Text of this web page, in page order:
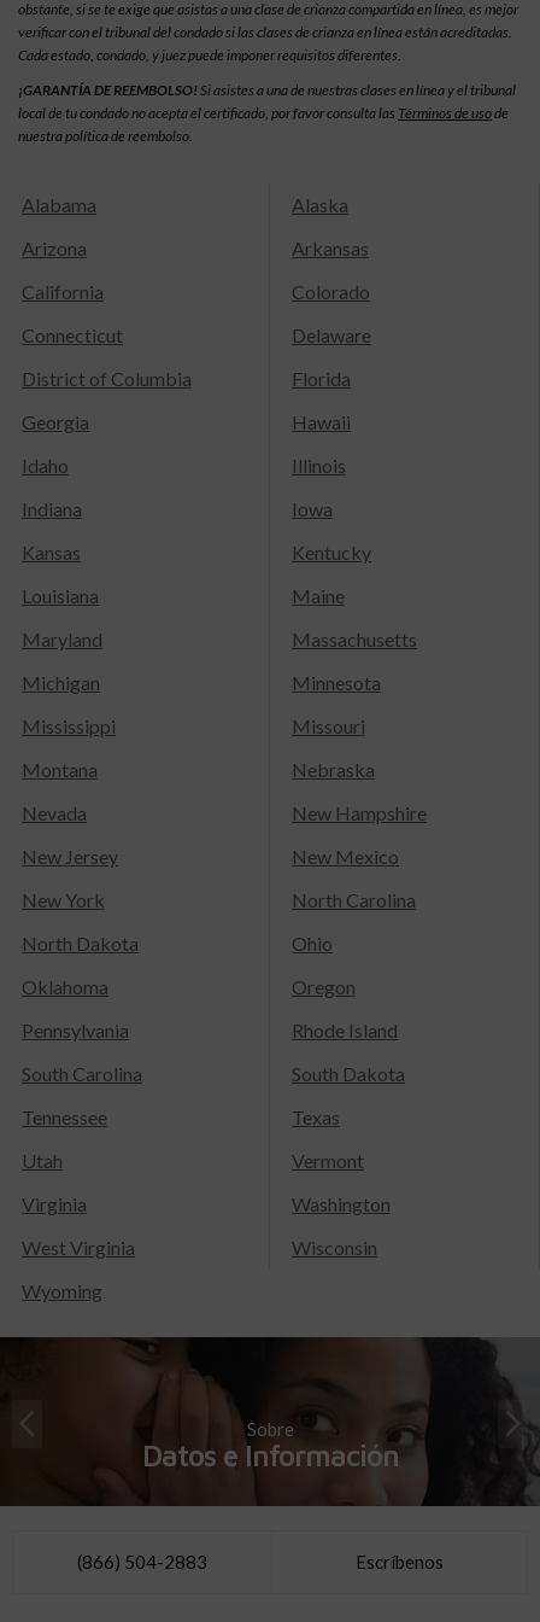
obstante, si se te exige que asistas a una clase de crianza compartida en línea, es mejor
verificar con el tribunal del condado si las clases de crianza en línea están acreditadas.
Cada estado, condado, y juez puede imponer requisitos diferentes.
¡GARANTÍA DE REEMBOLSO! Si asistes a una de nuestras clases en línea y el tribunal
local de tu condado no acepta el certificado, por favor consulta las Términos de usode
nuestra política de reembolso.
Alabama
Alaska
Arizona
Arkansas
California
Colorado
Connecticut
Delaware
District of Columbia
Florida
Georgia
Hawaii
Idaho
Illinois
Indiana
Iowa
Kansas
Kentucky
Louisiana
Maine
Maryland
Massachusetts
Michigan
Minnesota
Mississippi
Missouri
Montana
Nebraska
Nevada
New Hampshire
New Jersey
New Mexico
New York
North Carolina
North Dakota
Ohio
Oklahoma
Oregon
Pennsylvania
Rhode Island
South Carolina
South Dakota
Tennessee
Texas
Utah
Vermont
Virginia
Washington
West Virginia
Wisconsin
Wyoming
Sobre
Datos e Información
(866) 504-2883 Escríbenos